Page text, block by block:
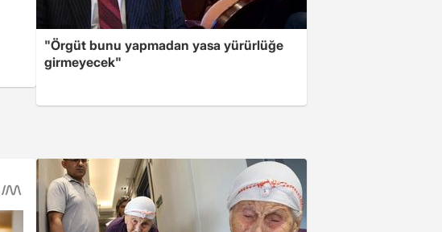
"Örgüt bunu yapmadan yasa yürürlüğe
girmeyecek"